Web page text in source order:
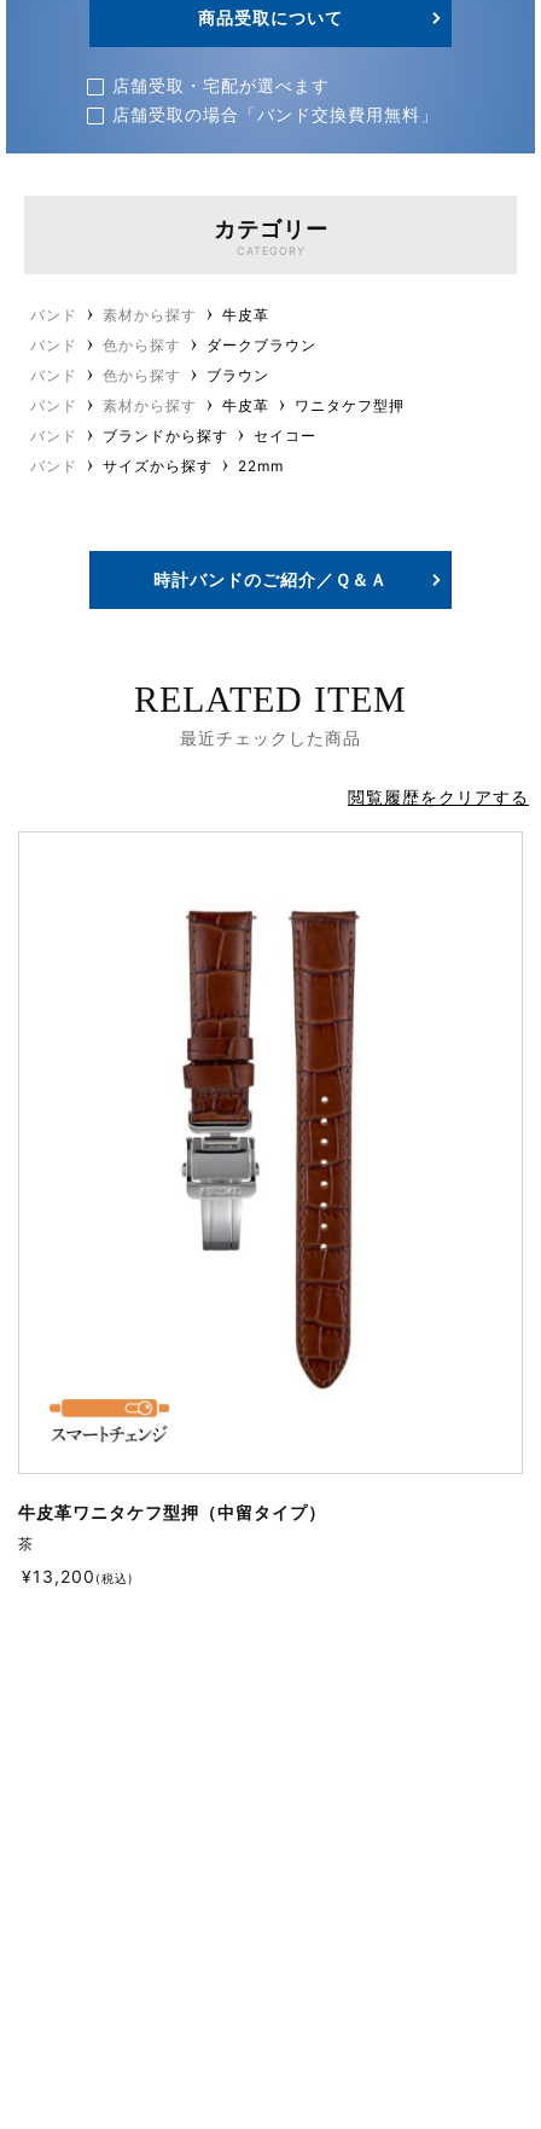
商品受取について
店舗受取・宅配が選べます
店舗受取の場合「バンド交換費用無料」
カテゴリー
CATEGORY
バンド 素材から探す
牛皮革
バンド
色から探す
ダークブラウン
バンド
色から探す
ブラウン
バンド
素材から探す 牛皮革
ワニタケフ型押
バンド
ブランドから探す
セイコー
バンド
サイズから探す 22mm
時計バンドのご紹介／Ｑ＆Ａ
RELATED ITEM
最近チェックした商品
閲覧履歴をクリアする
牛皮革ワニタケフ型押（中留タイプ）
茶
¥13,200